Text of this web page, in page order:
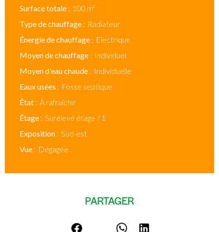
Surface totale
100 m²
Type de chauffage
Radiateur
Énergie de chauffage
Electrique
Moyen de chauffage
Individuel
Moyen d'eau chaude
Individuelle
Eaux usées
Fosse septique
État
À rafraîchir
Étage
Surélevé étage / 1
Exposition
Sud-est
Vue
Dégagée
PARTAGER